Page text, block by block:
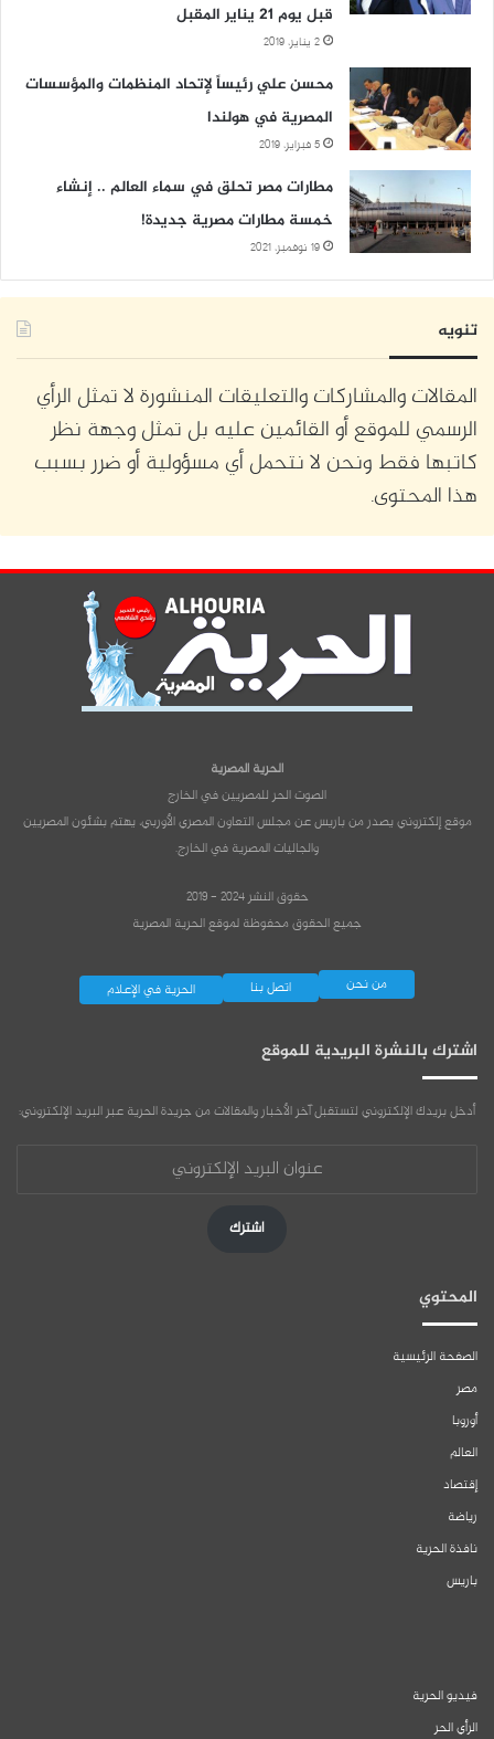
قبل يوم 21 يناير المقبل
2 يناير، 2019
محسن علي رئيساً لإتحاد المنظمات والمؤسسات
المصرية في هولندا
5 فبراير، 2019
مطارات مصر تحلق في سماء العالم .. إنشاء
خمسة مطارات مصرية جديدة!
19 نوفمبر، 2021
تنويه
المقالات والمشاركات والتعليقات المنشورة لا تمثل الرأي
الرسمي للموقع أو القائمين عليه بل تمثل وجهة نظر
كاتبها فقط ونحن لا نتحمل أي مسؤولية أو ضرر بسبب
هذا المحتوى.
الحرية المصرية
الصوت الحر للمصريين في الخارج
موقع إلكتروني يصدر من باريس عن مجلس التعاون المصري الأوربي، يهتم بشئون المصريين
والجاليات المصرية في الخارج.
حقوق النشر 2024 - 2019
جميع الحقوق محفوظة لموقع الحرية المصرية
من نحن اتصل بنا الحرية في الإعلام
اشترك بالنشرة البريدية للموقع
أدخل بريدك الإلكتروني لتستقبل آخر الأخبار والمقالات من جريدة الحرية عبر البريد الإلكتروني:
اشترك
المحتوي
الصفحة الرئيسية
مصر
أوروبا
العالم
إقتصاد
رياضة
نافذة الحرية
باريس
فيديو الحرية
الرأي الحر